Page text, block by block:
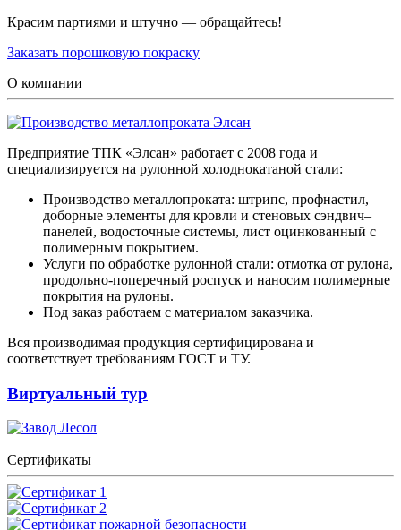
Красим партиями и штучно — обращайтесь!
Заказать порошковую покраску
О компании
Предприятие ТПК «Элсан» работает с 2008 года и
специализируется на рулонной холоднокатаной стали:
Производство металлопроката: штрипс, профнастил,
доборные элементы для кровли и стеновых сэндвич–
панелей, водосточные системы, лист оцинкованный с
полимерным покрытием.
Услуги по обработке рулонной стали: отмотка от рулона,
продольно-поперечный роспуск и наносим полимерные
покрытия на рулоны.
Под заказ работаем с материалом заказчика.
Вся производимая продукция сертифицирована и
соответствует требованиям ГОСТ и ТУ.
Виртуальный тур
Сертификаты